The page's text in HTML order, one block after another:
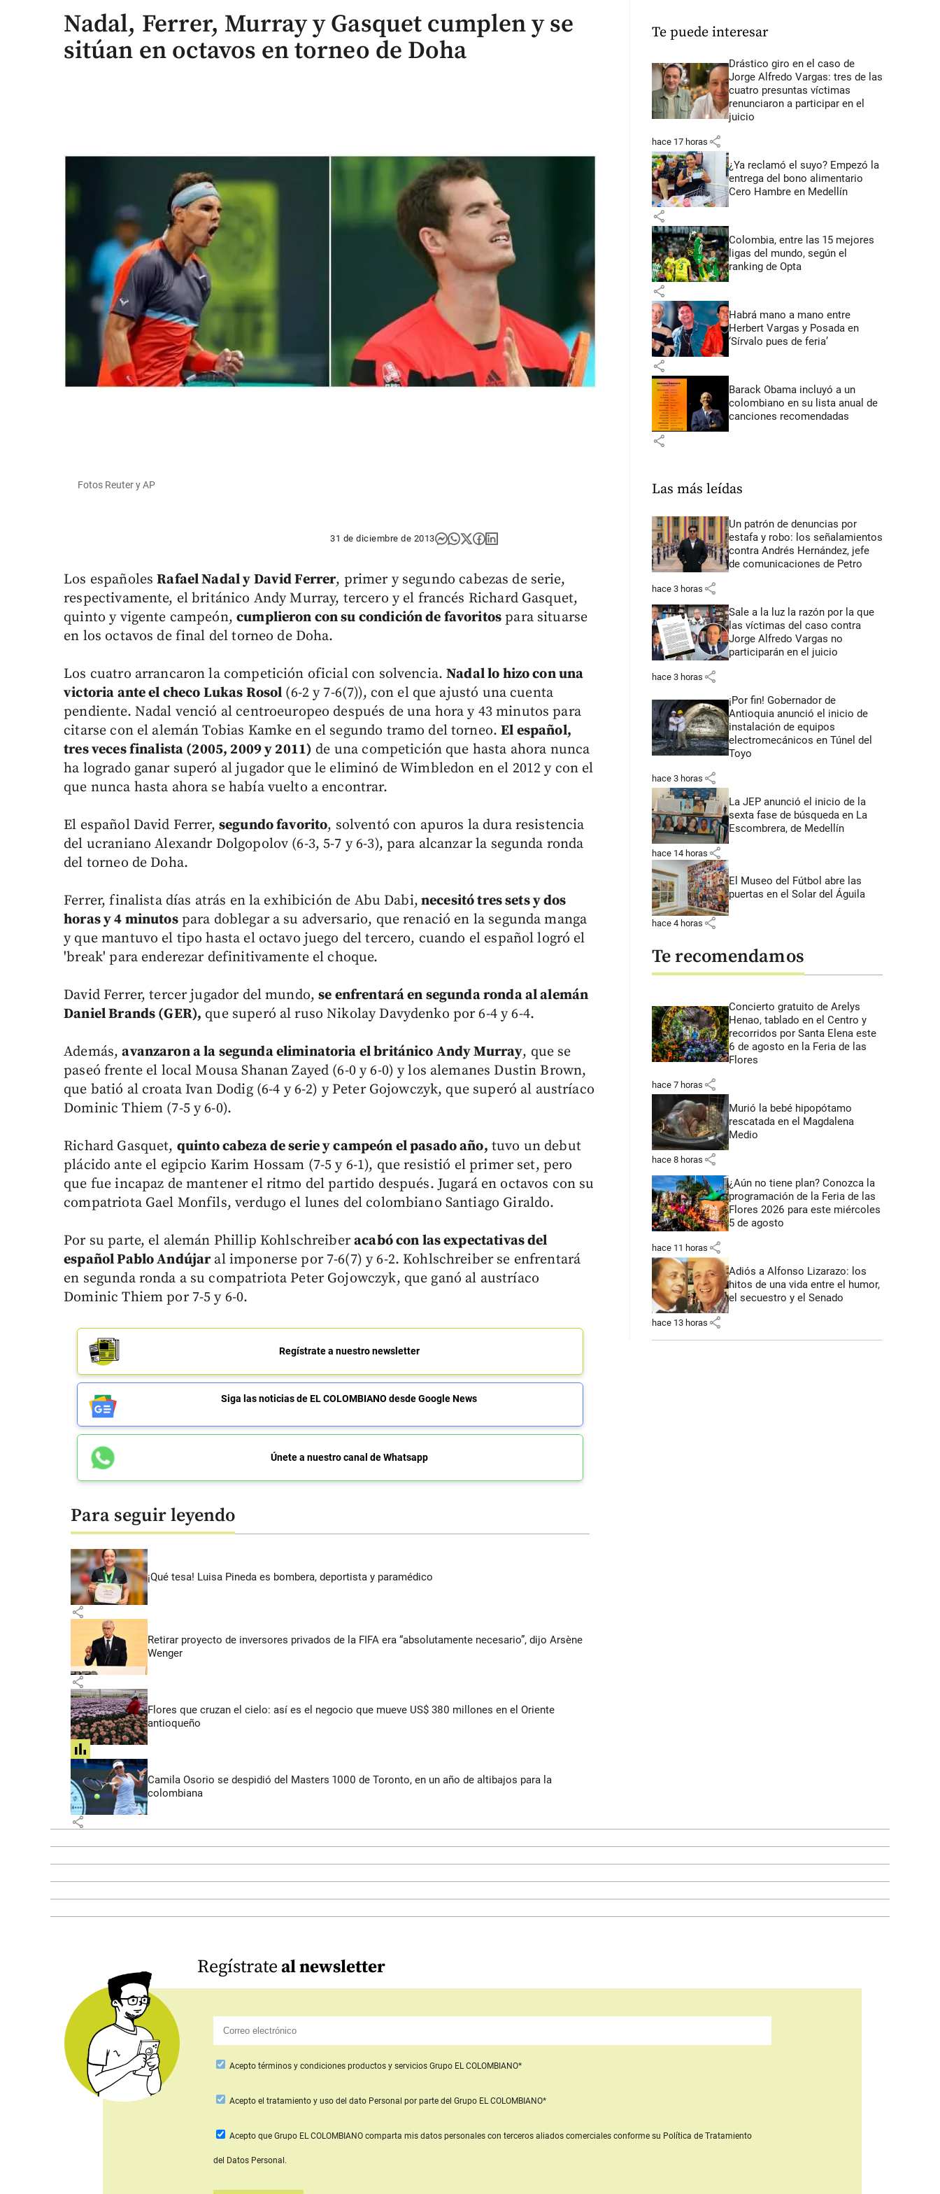
Nadal, Ferrer, Murray y Gasquet cumplen y se
sitúan en octavos en torneo de Doha
Fotos Reuter y AP
31 de diciembre de 2013
Los españolesRafael Nadal y David Ferrer, primer y segundo cabezas de serie,
respectivamente, el británico Andy Murray, tercero y el francés Richard Gasquet,
quinto y vigente campeón,cumplieron con su condición de favoritos para situarse
en los octavos de final del torneo de Doha.
Los cuatro arrancaron la competición oficial con solvencia.Nadal lo hizo con una
victoria ante el checo Lukas Rosol (6-2 y 7-6(7)), con el que ajustó una cuenta
pendiente. Nadal venció al centroeuropeo después de una hora y 43 minutos para
citarse con el alemán Tobias Kamke en el segundo tramo del torneo.El español,
tres veces finalista (2005, 2009 y 2011) de una competición que hasta ahora nunca
ha logrado ganar superó al jugador que le eliminó de Wimbledon en el 2012 y con el
que nunca hasta ahora se había vuelto a encontrar.
El español David Ferrer, segundo favorito, solventó con apuros la dura resistencia
del ucraniano Alexandr Dolgopolov (6-3, 5-7 y 6-3), para alcanzar la segunda ronda
del torneo de Doha.
Ferrer, finalista días atrás en la exhibición de Abu Dabi, necesitó tres sets y dos
horas y 4 minutospara doblegar a su adversario, que renació en la segunda manga
y que mantuvo el tipo hasta el octavo juego del tercero, cuando el español logró el
'break' para enderezar definitivamente el choque.
David Ferrer, tercer jugador del mundo,se enfrentará en segunda ronda al alemán
Daniel Brands (GER), que superó al ruso Nikolay Davydenko por 6-4 y 6-4.
Además,avanzaron a la segunda eliminatoria el británico Andy Murray, que se
paseó frente el local Mousa Shanan Zayed (6-0 y 6-0) y los alemanes Dustin Brown,
que batió al croata Ivan Dodig (6-4 y 6-2) y Peter Gojowczyk, que superó al austríaco
Dominic Thiem (7-5 y 6-0).
Richard Gasquet, quinto cabeza de serie y campeón el pasado año, tuvo un debut
plácido ante el egipcio Karim Hossam (7-5 y 6-1), que resistió el primer set, pero
que fue incapaz de mantener el ritmo del partido después. Jugará en octavos con su
compatriota Gael Monfils, verdugo el lunes del colombiano Santiago Giraldo.
Por su parte, el alemán Phillip Kohlschreiberacabó con las expectativas del
español Pablo Andújaral imponerse por 7-6(7) y 6-2. Kohlschreiber se enfrentará
en segunda ronda a su compatriota Peter Gojowczyk, que ganó al austríaco
Dominic Thiem por 7-5 y 6-0.
Regístrate a nuestro newsletter
Siga las noticias de EL COLOMBIANO desde Google News
Únete a nuestro canal de Whatsapp
Para seguir leyendo
¡Qué tesa! Luisa Pineda es bombera, deportista y paramédico
share
Retirar proyecto de inversores privados de la FIFA era “absolutamente necesario”, dijo Arsène
Wenger
share
Flores que cruzan el cielo: así es el negocio que mueve US$ 380 millones en el Oriente
antioqueño
share
Camila Osorio se despidió del Masters 1000 de Toronto, en un año de altibajos para la
colombiana
share
Te puede interesar
Drástico giro en el caso de
Jorge Alfredo Vargas: tres de las
cuatro presuntas víctimas
renunciaron a participar en el
juicio
hace 17 horas share
¿Ya reclamó el suyo? Empezó la
entrega del bono alimentario
Cero Hambre en Medellín
share
Colombia, entre las 15 mejores
ligas del mundo, según el
ranking de Opta
share
Habrá mano a mano entre
Herbert Vargas y Posada en
‘Sírvalo pues de feria’
share
Barack Obama incluyó a un
colombiano en su lista anual de
canciones recomendadas
share
Las más leídas
Un patrón de denuncias por
estafa y robo: los señalamientos
contra Andrés Hernández, jefe
de comunicaciones de Petro
hace 3 horas share
Sale a la luz la razón por la que
las víctimas del caso contra
Jorge Alfredo Vargas no
participarán en el juicio
hace 3 horas share
¡Por fin! Gobernador de
Antioquia anunció el inicio de
instalación de equipos
electromecánicos en Túnel del
Toyo
hace 3 horas share
La JEP anunció el inicio de la
sexta fase de búsqueda en La
Escombrera, de Medellín
hace 14 horas share
El Museo del Fútbol abre las
puertas en el Solar del Águila
hace 4 horas share
Te recomendamos
Concierto gratuito de Arelys
Henao, tablado en el Centro y
recorridos por Santa Elena este
6 de agosto en la Feria de las
Flores
hace 7 horas share
Murió la bebé hipopótamo
rescatada en el Magdalena
Medio
hace 8 horas share
¿Aún no tiene plan? Conozca la
programación de la Feria de las
Flores 2026 para este miércoles
5 de agosto
hace 11 horas share
Adiós a Alfonso Lizarazo: los
hitos de una vida entre el humor,
el secuestro y el Senado
hace 13 horas share
Regístrateal newsletter
Acepto términos y condiciones productos y servicios Grupo EL COLOMBIANO*
Aceptoel tratamiento y uso del dato Personal por parte del Grupo EL COLOMBIANO*
Acepto que Grupo EL COLOMBIANO comparta mis datos personales con terceros aliados comercialesconforme su Política de Tratamiento
del Datos Personal.